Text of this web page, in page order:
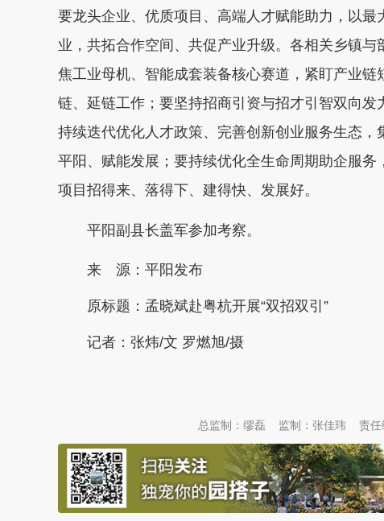
要龙头企业、优质项目、高端人才赋能助力，以
业，共拓合作空间、共促产业升级。 各相关乡镇与
焦工业母机、智能成套装备核心赛道，紧盯产业
链、延链工作；要坚持招商引资与招才引智双向发
持续迭代优化人才政策、完善创新创业服务生态
平阳、赋能发展；要持续优化全生命周期助企服
项目招得来、落得下、建得快、发展好。
平阳副县长盖军参加考察。
来 源：平阳发布
原标题： 孟晓斌赴粤杭开展“双招双引”
记者：张炜/文 罗燃旭/摄
责
监制：张佳玮
总监制：缪磊